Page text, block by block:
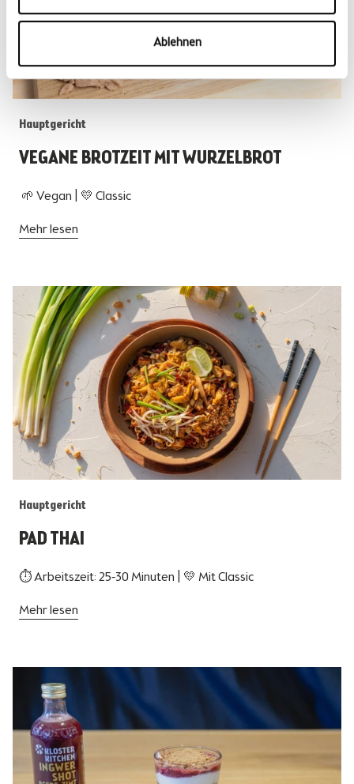
Ablehnen
Hauptgericht
VEGANE BROTZEIT MIT WURZELBROT
🌱 Vegan | 💛 Classic
Mehr lesen
Hauptgericht
PAD THAI
⏱ Arbeitszeit: 25-30 Minuten | 💛 Mit Classic
Mehr lesen